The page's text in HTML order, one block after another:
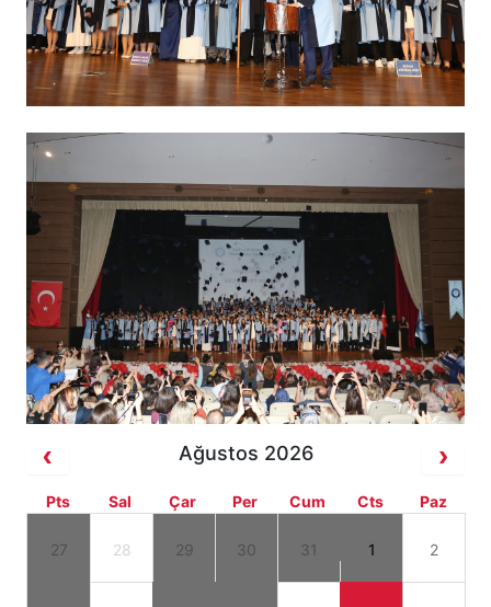
Ağustos 2026
Pts Sal Çar Per Cum Cts Paz
27 28 29 30 31 1 2